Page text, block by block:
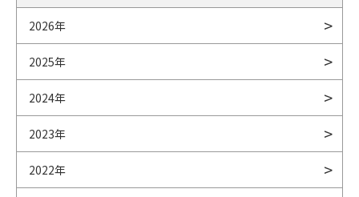
2026年
2025年
2024年
2023年
2022年